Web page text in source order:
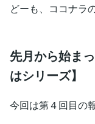
どーも、ココナラ
先月から始ま
はシリーズ】
今回は第４回目の